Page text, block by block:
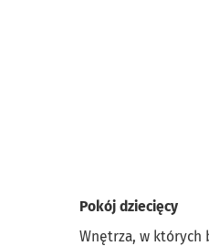
Pokój dziecięcy
Wnętrza, w których